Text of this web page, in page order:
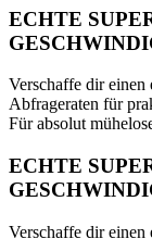
ECHTE
Verschaffe dir
Abfrageraten für
Für absolut
ECHTE
Verschaffe dir